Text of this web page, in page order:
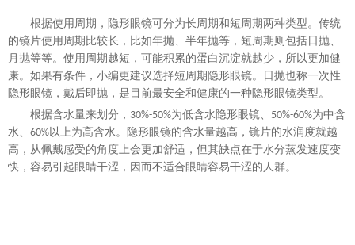
根据使用周期，隐形眼镜可分为长周期和短周期两种类型。传统
的镜片使用周期比较长，比如年抛、半年抛等，短周期则包括日抛、
月抛等等。使用周期越短，可能积累的蛋白沉淀就越少，所以更加健
康。如果有条件，小编更建议选择短周期隐形眼镜。日抛也称一次性
隐形眼镜，戴后即抛，是目前最安全和健康的一种隐形眼镜类型。
根据含水量来划分， 30%-50%为低含水隐形眼镜、 50%-60%为中含
水、 60%以上为高含水。隐形眼镜的含水量越高，镜片的水润度就越
高，从佩戴感受的角度上会更加舒适，但其缺点在于水分蒸发速度变
快，容易引起眼睛干涩，因而不适合眼睛容易干涩的人群。